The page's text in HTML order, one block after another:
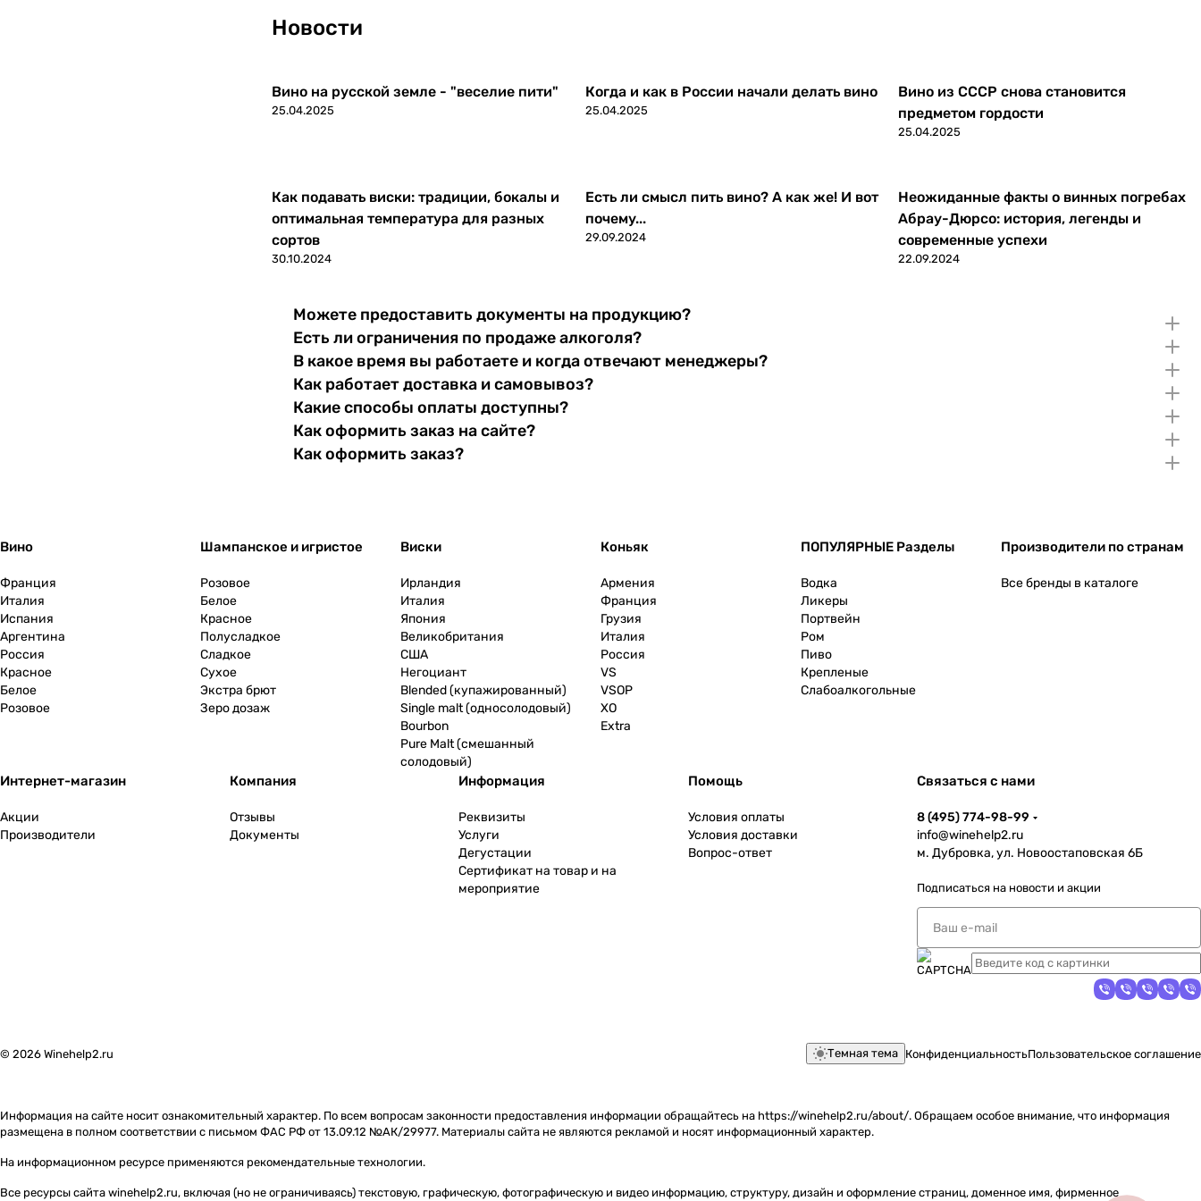
Чили 0
Швейцария 0
7
Япония
Новости
Вино на русской земле - "веселие пити"
25.04.2025
Когда и как в России начали делать вино
25.04.2025
Вино из СССР снова становится
предметом гордости
25.04.2025
Как подавать виски: традиции, бокалы и
оптимальная температура для разных
сортов
30.10.2024
Есть ли смысл пить вино? А как же! И вот
почему...
29.09.2024
Неожиданные факты о винных погребах
Абрау-Дюрсо: история, легенды и
современные успехи
22.09.2024
Можете предоставить документы на продукцию?
Есть ли ограничения по продаже алкоголя?
В какое время вы работаете и когда отвечают менеджеры?
Как работает доставка и самовывоз?
Какие способы оплаты доступны?
Как оформить заказ на сайте?
Как оформить заказ?
Вино
Франция
Италия
Испания
Аргентина
Россия
Красное
Белое
Розовое
Шампанское и игристое
Розовое
Белое
Красное
Полусладкое
Сладкое
Сухое
Экстра брют
Зеро дозаж
Виски
Ирландия
Италия
Япония
Великобритания
США
Негоциант
Blended (купажированный)
Single malt (односолодовый)
Bourbon
Pure Malt (смешанный
солодовый)
Коньяк
Армения
Франция
Грузия
Италия
Россия
VS
VSOP
XO
Extra
ПОПУЛЯРНЫЕ Разделы
Водка
Ликеры
Портвейн
Ром
Пиво
Крепленые
Слабоалкогольные
Производители по странам
Все бренды в каталоге
Интернет-магазин
Акции
Производители
Компания
Отзывы
Документы
Информация
Реквизиты
Услуги
Дегустации
Сертификат на товар и на
мероприятие
Помощь
Условия оплаты
Условия доставки
Вопрос-ответ
Связаться с нами
8 (495) 774-98-99
info@winehelp2.ru
м. Дубровка, ул. Новоостаповская 6Б
Подписаться на новости и акции
© 2026 Winehelp2.ru Темная тема КонфиденциальностьПользовательское соглашение
Информация на сайте носит ознакомительный характер. По всем вопросам законности предоставления информации обращайтесь на https://winehelp2.ru/about/. Обращаем особое внимание, что информация
размещена в полном соответствии с письмом ФАС РФ от 13.09.12 №АК/29977. Материалы сайта не являются рекламой и носят информационный характер.
На информационном ресурсе применяются рекомендательные технологии.
Все ресурсы сайта winehelp2.ru, включая (но не ограничиваясь) текстовую, графическую, фотографическую и видео информацию, структуру, дизайн и оформление страниц, доменное имя, фирменное